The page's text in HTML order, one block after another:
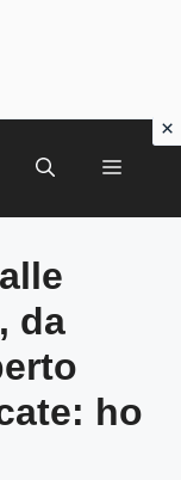
MENU
da
ho